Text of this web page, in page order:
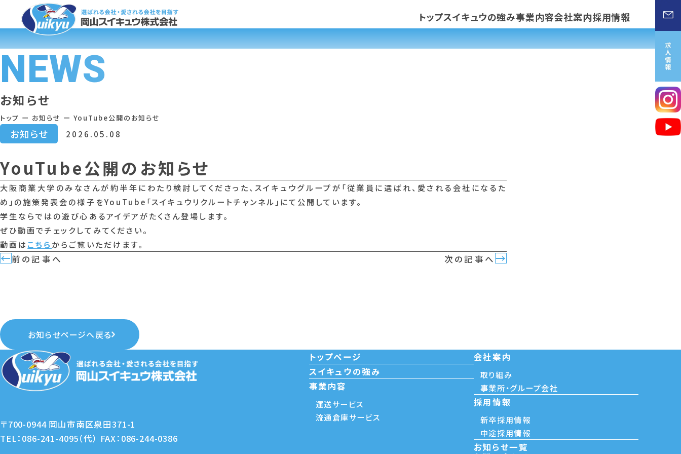
トップスイキュウの強み事業内容会社案内採用情報
NEWS
お知らせ
トップ ー お知らせ ー YouTube公開のお知らせ
お知らせ 2026.05.08
YouTube公開のお知らせ
大阪商業大学のみなさんが約半年にわたり検討してくださった、スイキュウグループが「従業員に選ばれ、愛される会社になるた
め」の施策発表会の様子をYouTube「スイキュウリクルートチャンネル」にて公開しています。
学生ならではの遊び心あるアイデアがたくさん登場します。
ぜひ動画でチェックしてみてください。
動画はこちら からご覧いただけます。
←前の記事へ 次の記事へ →
お知らせページへ戻る
〒700-0944 岡山市南区泉田371-1
TEL：086-241-4095（代） FAX：086-244-0386
トップページ
スイキュウの強み
事業内容
運送サービス
流通倉庫サービス
会社案内
取り組み
事業所・グループ会社
採用情報
新卒採用情報
中途採用情報
お知らせ一覧